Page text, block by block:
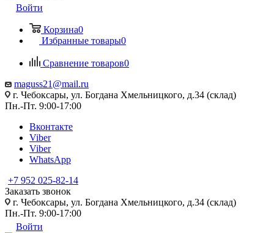
Войти
Корзина0
Избранные товары0
Сравнение товаров0
maguss21@mail.ru
г. Чебоксары, ул. Богдана Хмельницкого, д.34 (склад)
Пн.-Пт. 9:00-17:00
Вконтакте
Viber
Viber
WhatsApp
+7 952 025-82-14
Заказать звонок
г. Чебоксары, ул. Богдана Хмельницкого, д.34 (склад)
Пн.-Пт. 9:00-17:00
Войти